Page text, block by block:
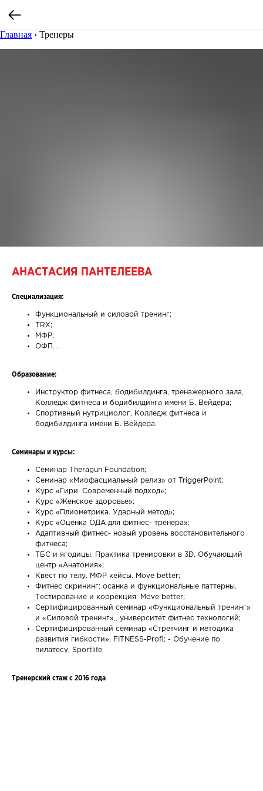
Главная › Тренеры
АНАСТАСИЯ ПАНТЕЛЕЕВА
Специализация:
Функциональный и силовой тренинг;
TRX;
МФР;
ОФП. .
Образование:
Инструктор фитнеса, бодибилдинга, тренажерного зала,
Колледж фитнеса и бодибилдинга имени Б. Вейдера;
Спортивный нутрициолог, Колледж фитнеса и
бодибилдинга имени Б. Вейдера.
Семинары и курсы:
Семинар Theragun Foundation;
Семинар «Миофасциальный релиз» от TriggerPoint;
Курс «Гири. Современный подход»;
Курс «Женское здоровье»;
Курс «Плиометрика. Ударный метод»;
Курс «Оценка ОДА для фитнес- тренера»;
Адаптивный фитнес- новый уровень восстановительного
фитнеса;
ТБС и ягодицы. Практика тренировки в 3D. Обучающий
центр «Анатомия»;
Квест по телу. МФР кейсы. Move better;
Фитнес скрининг: осанка и функциональные паттерны.
Тестирование и коррекция. Move better;
Сертифицированный семинар «Функциональный тренинг»
и «Силовой тренинг»,, университет фитнес технологий;
Сертифицированный семинар «Стретчинг и методика
развития гибкости», FITNESS-Profi; - Обучение по
пилатесу, Sportlife
Тренерский стаж с 2016 года